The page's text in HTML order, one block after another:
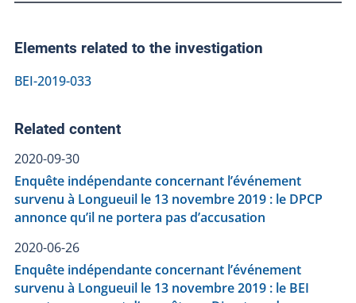
Elements related to the investigation
BEI-2019-033
Related content
2020-09-30
Enquête indépendante concernant l’événement
survenu à Longueuil le 13 novembre 2019 : le DPCP
annonce qu’il ne portera pas d’accusation
2020-06-26
Enquête indépendante concernant l’événement
survenu à Longueuil le 13 novembre 2019 : le BEI